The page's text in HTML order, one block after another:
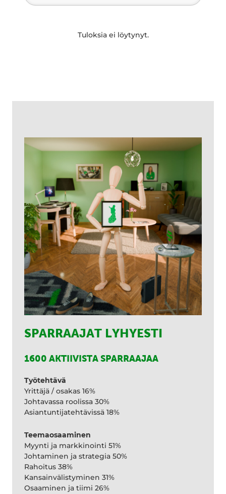
Tuloksia ei löytynyt.
SPARRAAJAT LYHYESTI
1600 AKTIIVISTA SPARRAAJAA
Työtehtävä
Yrittäjä / osakas 16%
Johtavassa roolissa 30%
Asiantuntijatehtävissä 18%
Teemaosaaminen
Myynti ja markkinointi 51%
Johtaminen ja strategia 50%
Rahoitus 38%
Kansainvälistyminen 31%
Osaaminen ja tiimi 26%